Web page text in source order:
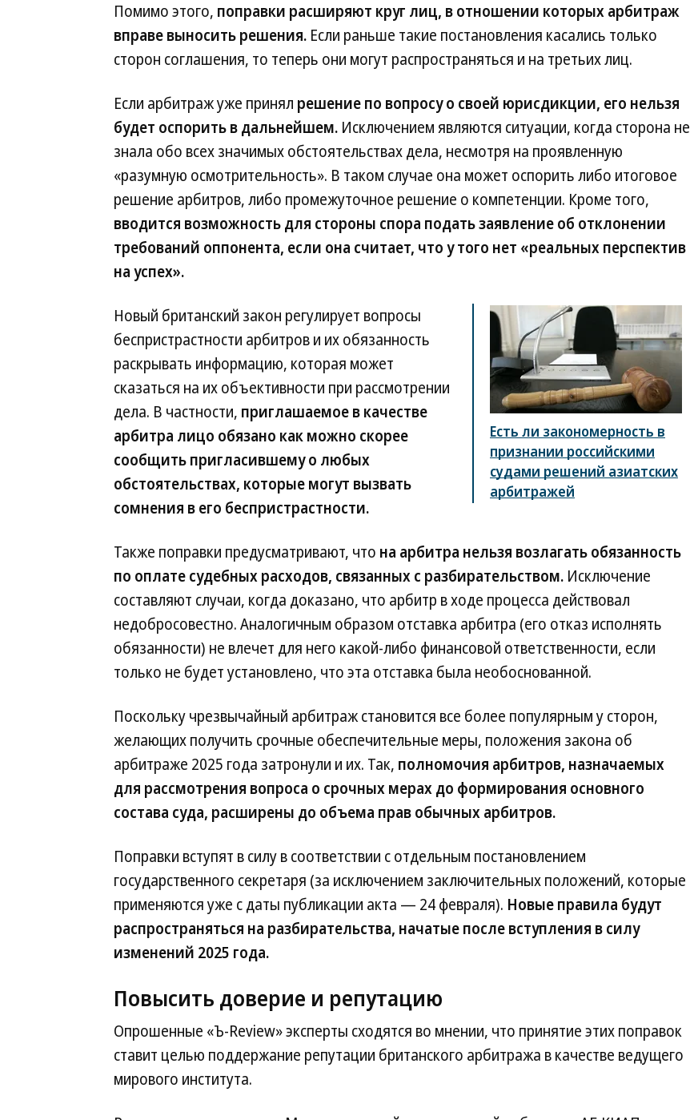
Помимо этого, поправки расширяют круг лиц, в отношении которых арбитраж
вправе выносить решения. Если раньше такие постановления касались только
сторон соглашения, то теперь они могут распространяться и на третьих лиц.
Если арбитраж уже принял решение по вопросу о своей юрисдикции, его нельзя
будет оспорить в дальнейшем. Исключением являются ситуации, когда сторона не
знала обо всех значимых обстоятельствах дела, несмотря на проявленную
«разумную осмотрительность». В таком случае она может оспорить либо итоговое
решение арбитров, либо промежуточное решение о компетенции. Кроме того,
вводится возможность для стороны спора подать заявление об отклонении
требований оппонента, если она считает, что у того нет «реальных перспектив
на успех».
Есть ли закономерность в
признании российскими
судами решений азиатских
арбитражей
Новый британский закон регулирует вопросы
беспристрастности арбитров и их обязанность
раскрывать информацию, которая может
сказаться на их объективности при рассмотрении
дела. В частности, приглашаемое в качестве
арбитра лицо обязано как можно скорее
сообщить пригласившему о любых
обстоятельствах, которые могут вызвать
сомнения в его беспристрастности.
Также поправки предусматривают, что на арбитра нельзя возлагать обязанность
по оплате судебных расходов, связанных с разбирательством. Исключение
составляют случаи, когда доказано, что арбитр в ходе процесса действовал
недобросовестно. Аналогичным образом отставка арбитра (его отказ исполнять
обязанности) не влечет для него какой-либо финансовой ответственности, если
только не будет установлено, что эта отставка была необоснованной.
Поскольку чрезвычайный арбитраж становится все более популярным у сторон,
желающих получить срочные обеспечительные меры, положения закона об
арбитраже 2025 года затронули и их. Так, полномочия арбитров, назначаемых
для рассмотрения вопроса о срочных мерах до формирования основного
состава суда, расширены до объема прав обычных арбитров.
Поправки вступят в силу в соответствии с отдельным постановлением
государственного секретаря (за исключением заключительных положений, которые
применяются уже с даты публикации акта — 24 февраля). Новые правила будут
распространяться на разбирательства, начатые после вступления в силу
изменений 2025 года.
Повысить доверие и репутацию
Опрошенные «Ъ-Review» эксперты сходятся во мнении, что принятие этих поправок
ставит целью поддержание репутации британского арбитража в качестве ведущего
мирового института.